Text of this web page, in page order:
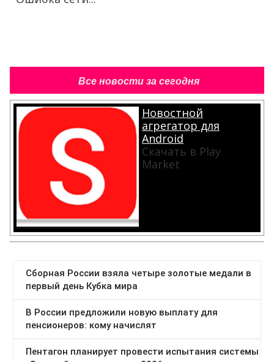
Все новости за сегодня
Новостной
агрегатор для
Android
Скачать в Play
Market